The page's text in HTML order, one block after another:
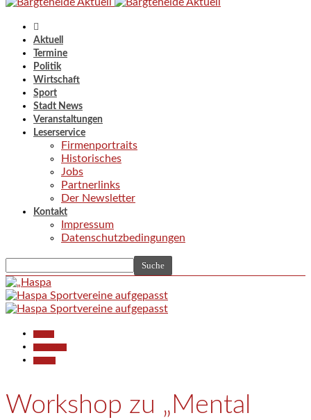
Aktuell
Termine
Politik
Wirtschaft
Sport
Stadt News
Veranstaltungen
Leserservice
Firmenportraits
Historisches
Jobs
Partnerlinks
Der Newsletter
Kontakt
Impressum
Datenschutzbedingungen
Workshop zu „Mental